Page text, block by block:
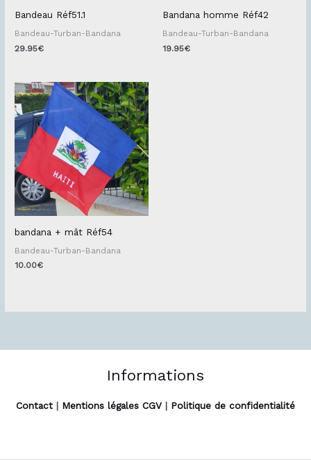
Bandeau Réf51.1
Bandeau-Turban-Bandana
29.95€
Bandana homme Réf42
Bandeau-Turban-Bandana
19.95€
bandana + mât Réf54
Bandeau-Turban-Bandana
10.00€
Informations
Contact | Mentions légales CGV | Politique de confidentialité